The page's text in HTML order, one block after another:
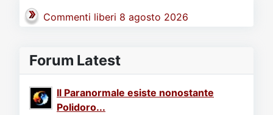
Commenti liberi 8 agosto 2026
Forum Latest
Il Paranormale esiste nonostante
Polidoro...